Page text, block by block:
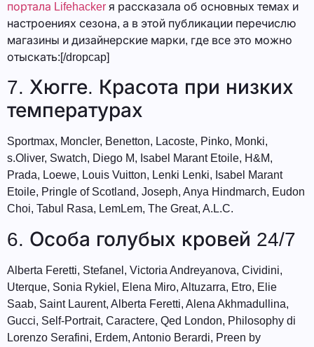
портала Lifehacker я рассказала об основных темах и
настроениях сезона, а в этой публикации перечислю
магазины и дизайнерские марки, где все это можно
отыскать:[/dropcap]
7. Хюгге. Красота при низких
температурах
Sportmax, Moncler, Benetton, Lacoste, Pinko, Monki,
s.Oliver, Swatch, Diego M, Isabel Marant Etoile, H&M,
Prada, Loewe, Louis Vuitton, Lenki Lenki, Isabel Marant
Etoile, Pringle of Scotland, Joseph, Anya Hindmarch, Eudon
Choi, Tabul Rasa, LemLem, The Great, A.L.C.
6. Особа голубых кровей 24/7
Alberta Feretti, Stefanel, Victoria Andreyanova, Cividini,
Uterque, Sonia Rykiel, Elena Miro, Altuzarra, Etro, Elie
Saab, Saint Laurent, Alberta Feretti, Alena Akhmadullina,
Gucci, Self-Portrait, Caractere, Qed London, Philosophy di
Lorenzo Serafini, Erdem, Antonio Berardi, Preen by